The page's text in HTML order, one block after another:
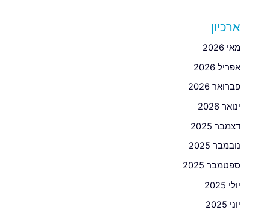
ארכיון
מאי 2026
אפריל 2026
פברואר 2026
ינואר 2026
דצמבר 2025
נובמבר 2025
ספטמבר 2025
יולי 2025
יוני 2025